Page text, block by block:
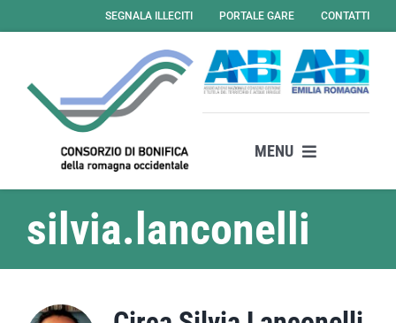
al
SEGNALA ILLECITI PORTALE GARE CONTATTI
MENU
Il consorzio
Attività
silvia.lanconelli